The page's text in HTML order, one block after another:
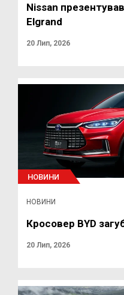
Nissan
Elgrand
20 Лип, 2026
НОВИНИ
НОВИНИ
Кросовер BYD
20 Лип, 2026